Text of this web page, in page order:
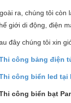
ra, chúng tôi còn
giới di động, điện
đây chúng tôi xin
công bảng điện
công biển led tại
công biển bạt